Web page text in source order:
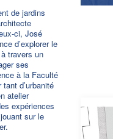
de jardins
ci, José
d’explorer le
travers un
ses
à la Faculté
d’urbanité
atelier
expériences
sur le